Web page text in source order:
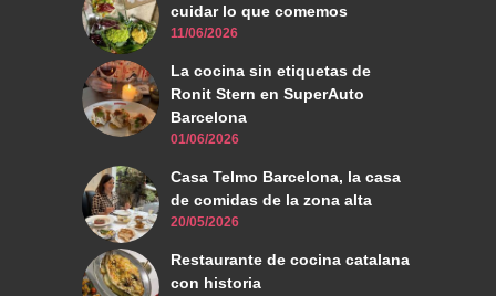
cuidar lo que comemos
11/06/2026
La cocina sin etiquetas de
Ronit Stern en SuperAuto
Barcelona
01/06/2026
Casa Telmo Barcelona, la casa
de comidas de la zona alta
20/05/2026
Restaurante de cocina catalana
con historia